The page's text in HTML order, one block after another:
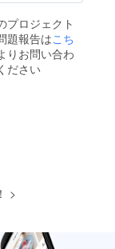
プロジェクト
題報告はこち
りお問い合わ
ださい
>